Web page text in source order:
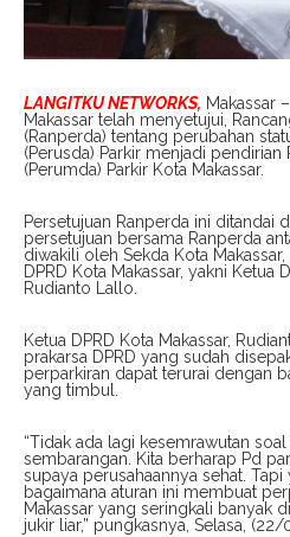
LANGITKU NETWORKS, Makassar
Makassar telah menyetujui,
(Ranperda) tentang perubahan
(Perusda) Parkir menjadi pendirian
(Perumda) Parkir Kota Makassar.
Persetujuan Ranperda ini ditandai
persetujuan bersama Ranperda
diwakili oleh Sekda Kota
DPRD Kota Makassar, yakni Ketua
Rudianto Lallo.
Ketua DPRD Kota Makassar,
prakarsa DPRD yang sudah
perparkiran dapat terurai dengan
yang timbul.
“Tidak ada lagi kesemrawutan
sembarangan. Kita berharap Pd
supaya perusahaannya sehat. Tapi
bagaimana aturan ini membuat
Makassar yang seringkali banyak
jukir liar,” pungkasnya, Selasa,